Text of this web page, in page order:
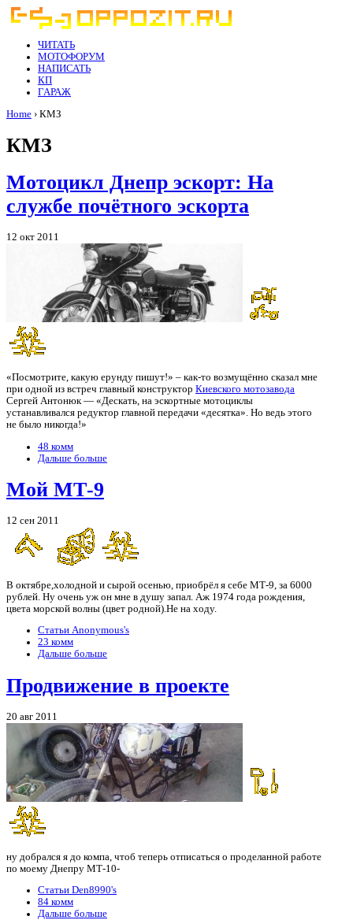
ЧИТАТЬ
МОТОФОРУМ
НАПИСАТЬ
КП
ГАРАЖ
Home › КМЗ
КМЗ
Мотоцикл Днепр эскорт: На
службе почётного эскорта
12 окт 2011
«Посмотрите, какую ерунду пишут!» – как-то возмущённо сказал мне
при одной из встреч главный конструктор Киевского мотозавода
Сергей Антонюк — «Дескать, на эскортные мотоциклы
устанавливался редуктор главной передачи «десятка». Но ведь этого
не было никогда!»
48 комм
Дальше больше
Мой МТ-9
12 сен 2011
В октябре,холодной и сырой осенью, приобрёл я себе МТ-9, за 6000
рублей. Ну очень уж он мне в душу запал. Аж 1974 года рождения,
цвета морской волны (цвет родной).Не на ходу.
Статьи Anonymous's
23 комм
Дальше больше
Продвижение в проекте
20 авг 2011
ну добрался я до компа, чтоб теперь отписаться о проделанной работе
по моему Днепру МТ-10-
Статьи Den8990's
84 комм
Дальше больше